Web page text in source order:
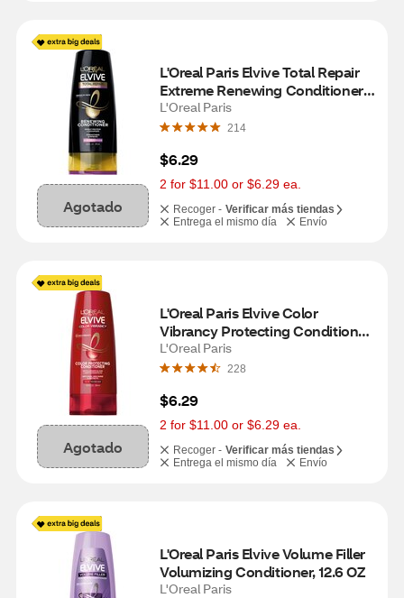
Agotado
L'Oreal Paris Elvive Total Repair
Extreme Renewing Conditioner,
12.6 OZ
L'Oreal Paris
214
$6.29
2 for $11.00 or $6.29 ea.
Recoger - Verificar más tiendas
Entrega el mismo día
Envío
Agotado
L'Oreal Paris Elvive Color
Vibrancy Protecting Conditioner,
12.6 OZ
L'Oreal Paris
228
$6.29
2 for $11.00 or $6.29 ea.
Recoger - Verificar más tiendas
Entrega el mismo día
Envío
L'Oreal Paris Elvive Volume Filler
Volumizing Conditioner, 12.6 OZ
L'Oreal Paris